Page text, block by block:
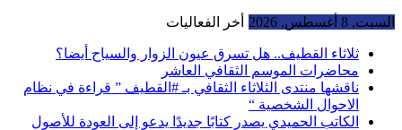
السبت, 8 أغسطس, 2026 أخر الفعاليات
ثلاثاء القطيف.. هل تسرق عيون الزوار والسياح أيضا؟
محاضرات الموسم الثقافي العاشر
ناقشها منتدى الثلاثاء الثقافي بـ #القطيف ” قراءة في نظام
الاحوال الشخصية “
الكاتب الحميدي يصدر كتابًا جديدًا يدعو إلى العودة للأصول